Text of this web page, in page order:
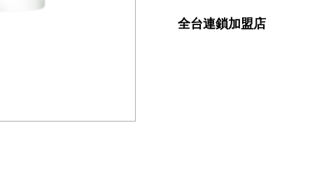
全台連鎖加盟店